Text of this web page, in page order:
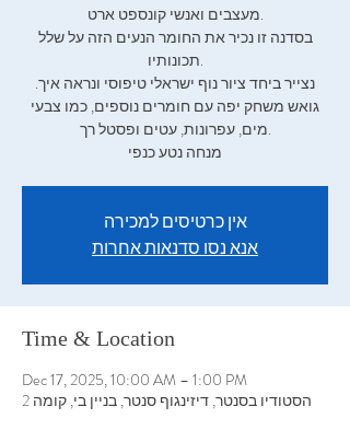
מעצבים ואנשי קונספט ארט.
בסדנה זו נכיר את החומר הנעים הזה על שלל
תכונותיו.
.נצייר ביחד ציור נוף ישראלי טיפוסי ונראה איך
גואש משחק יפה עם חומרים נוספים, כמו צבעי
מים, עפרונות, עטים ופסטל רך.
מנחה נטע כנפי
אין כרטיסים למכירה
אנא נסו סדנאות אחרות
Time & Location
Dec 17, 2025, 10:00 AM – 1:00 PM
הסטודיו בסנטר, דיזינגוף סנטר, בניין בי, קומה 2